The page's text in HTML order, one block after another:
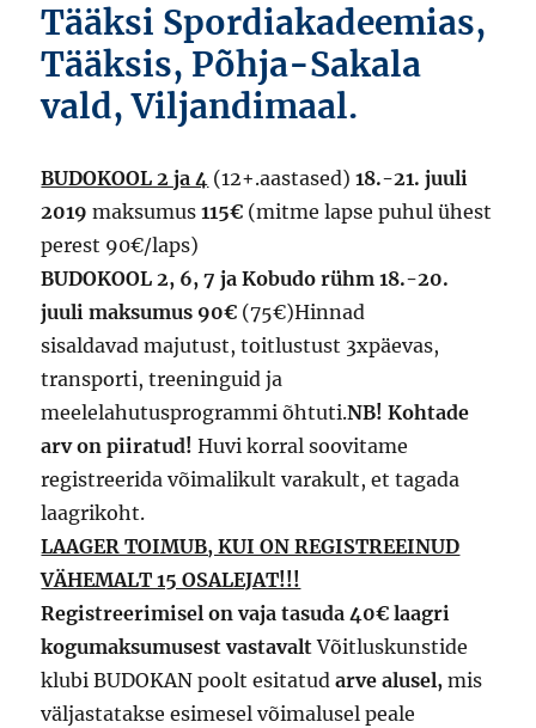
Tääksi Spordiakadeemias,
Tääksis, Põhja-Sakala
vald, Viljandimaal.
BUDOKOOL 2 ja 4 (12+.aastased) 18.-21. juuli
2019maksumus115€ (mitme lapse puhul ühest
perest 90€/laps)
BUDOKOOL 2, 6, 7 ja Kobudo rühm 18.-20.
juuli maksumus 90€ (75€)Hinnad
sisaldavad majutust, toitlustust 3xpäevas,
transporti, treeninguid ja
meelelahutusprogrammi õhtuti.NB! Kohtade
arv on piiratud! Huvi korral soovitame
registreerida võimalikult varakult, et tagada
laagrikoht.
LAAGER TOIMUB, KUI ON REGISTREEINUD
VÄHEMALT 15 OSALEJAT!!!
Registreerimisel on vaja tasuda 40€ laagri
kogumaksumusest vastavaltVõitluskunstide
klubi BUDOKAN poolt esitatudarve alusel,mis
väljastatakse esimesel võimalusel peale